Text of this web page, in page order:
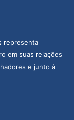
representa
em suas relações
e junto à